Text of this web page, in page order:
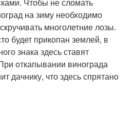
Чтобы не сломать
на зиму необходимо
многолетние лозы.
будет прикопан землей, в
знака здесь ставят
откапывании винограда
дачнику, что здесь спрятано